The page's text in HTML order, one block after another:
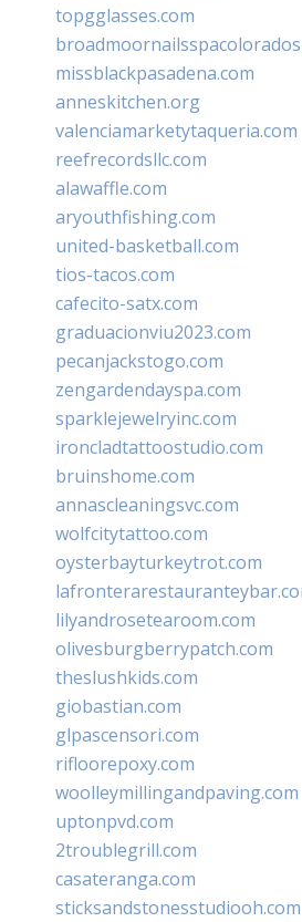
topgglasses.com
missblackpasadena.com
anneskitchen.org
valenciamarketytaqueria.com
reefrecordsllc.com
alawaffle.com
aryouthfishing.com
united-basketball.com
tios-tacos.com
cafecito-satx.com
graduacionviu2023.com
pecanjackstogo.com
zengardendayspa.com
sparklejewelryinc.com
ironcladtattoostudio.com
bruinshome.com
annascleaningsvc.com
wolfcitytattoo.com
oysterbayturkeytrot.com
lilyandrosetearoom.com
olivesburgberrypatch.com
theslushkids.com
giobastian.com
glpascensori.com
rifloorepoxy.com
woolleymillingandpaving.com
uptonpvd.com
2troublegrill.com
casateranga.com
sticksandstonesstudiooh.com